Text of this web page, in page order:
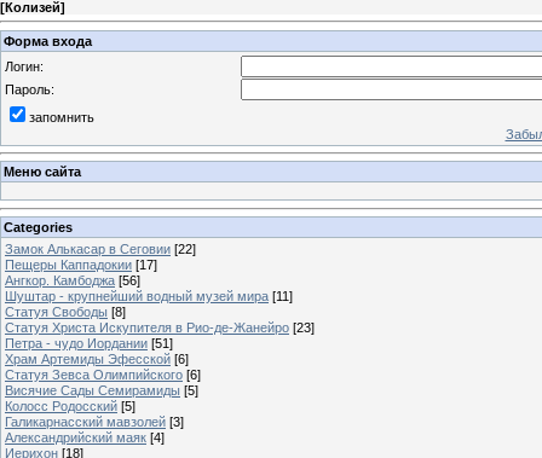
[Колизей]
Форма входа
Логин:
Пароль:
запомнить
Меню сайта
Categories
Замок Алькасар в Сеговии [22]
Пещеры Каппадокии [17]
Ангкор. Камбоджа [56]
Шуштар - крупнейший водный музей мира [11]
Статуя Свободы [8]
Статуя Христа Искупителя в Рио-де-Жанейро [23]
Петра - чудо Иордании [51]
Храм Артемиды Эфесской [6]
Статуя Зевса Олимпийского [6]
Висячие Сады Семирамиды [5]
Колосс Родосский [5]
Галикарнасский мавзолей [3]
Александрийский маяк [4]
Иерихон [18]